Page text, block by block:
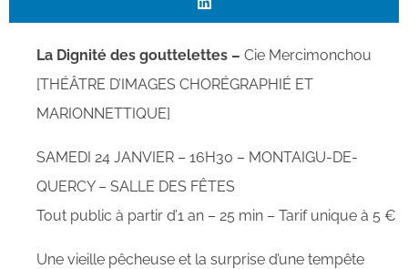
La Dignité des gouttelettes – Cie Mercimonchou
[THÉÂTRE D’IMAGES CHORÉGRAPHIÉ ET
MARIONNETTIQUE]
SAMEDI 24 JANVIER – 16H30 – MONTAIGU-DE-
QUERCY – SALLE DES FÊTES
Tout public à partir d’1 an – 25 min – Tarif unique à 5 €
Une vieille pêcheuse et la surprise d’une tempête